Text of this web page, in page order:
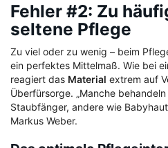
Fehler #2: Zu
seltene Pflege
Zu viel oder zu wenig – beim
ein perfektes Mittelmaß. Wie bei
reagiert das Material extrem auf
Überfürsorge. „Manche
Staubfänger, andere wie
Markus Weber.